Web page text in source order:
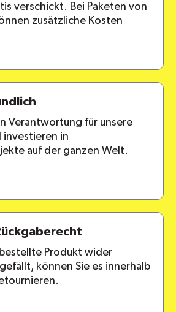
verschickt. Bei Paketen von
zusätzliche Kosten
Verantwortung für unsere
investieren in
auf der ganzen Welt.
bestellte Produkt wider
können Sie es innerhalb